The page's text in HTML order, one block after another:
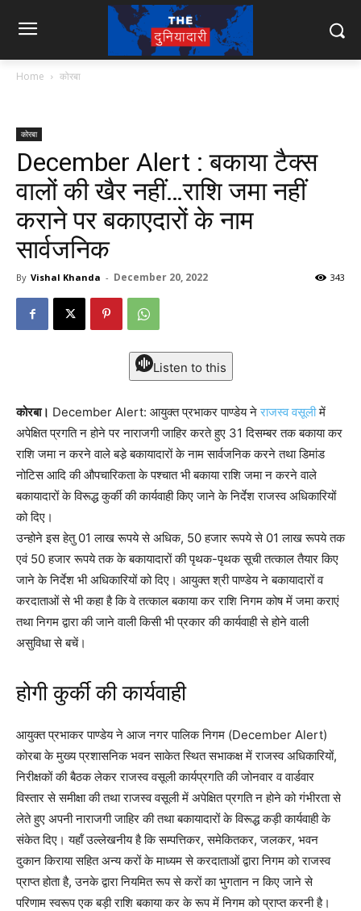
Home कोरबा
कोरबा
December Alert : बकाया टैक्स
वालों की खैर नहीं…राशि जमा नहीं
कराने पर बकाएदारों के नाम
सार्वजनिक
By Vishal Khanda - December 20, 2022 343
Listen to this
कोरबा। December Alert: आयुक्त प्रभाकर पाण्डेय नेराजस्व वसूलीमें
अपेक्षित प्रगति न होने पर नाराजगी जाहिर करते हुए 31 दिसम्बर तक बकाया कर
राशि जमा न करने वाले बडे़ बकायादारों के नाम सार्वजनिक करने तथा डिमांड
नोटिस आदि की औपचारिकता के पश्चात भी बकाया राशि जमा न करने वाले
बकायादारों के विरूद्ध कुर्की की कार्यवाही किए जाने के निर्देश राजस्व अधिकारियों
को दिए।
उन्होने इस हेतु 01 लाख रूपये से अधिक, 50 हजार रूपये से 01 लाख रूपये तक
एवं 50 हजार रूपये तक के बकायादारों की पृथक-पृथक सूची तत्काल तैयार किए
जाने के निर्देश भी अधिकारियों को दिए। आयुक्त श्री पाण्डेय ने बकायादारों व
करदाताओं से भी कहा है कि वे तत्काल बकाया कर राशि निगम कोष में जमा कराएं
तथा निगम द्वारा की जाने वाली किसी भी प्रकार की कार्यवाही से होने वाली
असुविधा से बचें।
होगी कुर्की की कार्यवाही
आयुक्त प्रभाकर पाण्डेय ने आज नगर पालिक निगम (December Alert)
कोरबा के मुख्य प्रशासनिक भवन साकेत स्थित सभाकक्ष में राजस्व अधिकारियों,
निरीक्षकों की बैठक लेकर राजस्व वसूली कार्यप्रगति की जोनवार व वार्डवार
विस्तार से समीक्षा की तथा राजस्व वसूली में अपेक्षित प्रगति न होने को गंभीरता से
लेते हुए अपनी नाराजगी जाहिर की तथा बकायादारों के विरूद्ध कड़ी कार्यवाही के
संकेत दिए। यहॉं उल्लेखनीय है कि सम्पत्तिकर, समेकितकर, जलकर, भवन
दुकान किराया सहित अन्य करों के माध्यम से करदाताओं द्वारा निगम को राजस्व
प्राप्त होता है, उनके द्वारा नियमित रूप से करों का भुगतान न किए जाने से
परिणाम स्वरूप एक बड़ी राशि बकाया कर के रूप में निगम को प्राप्त करनी है।